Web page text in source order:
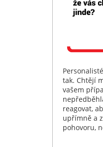
tak. Chtějí
vašem
reagovat,
upřímně a
pohovoru,